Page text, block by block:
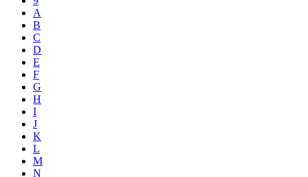
A
B
C
D
E
F
G
H
I
J
K
L
M
N